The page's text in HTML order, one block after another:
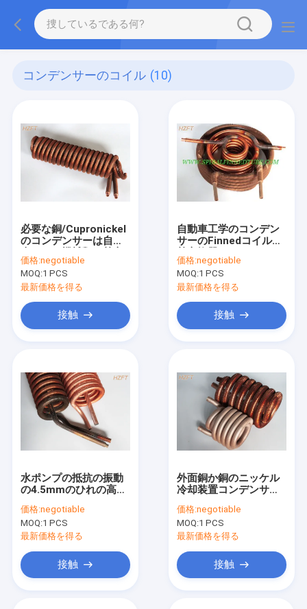
コンデンサーのコイル (10)
必要な銅/Cupronickel
のコンデンサーは自動
換器として巻く
価格:negotiable
MOQ:1 PCS
最新価格を得る
接触
自動車工学のコンデン
サーのFinnedコイルの
ム/銅
価格:negotiable
MOQ:1 PCS
最新価格を得る
接触
水ポンプの抵抗の振動
の4.5mmのひれの高さ
ル
価格:negotiable
MOQ:1 PCS
最新価格を得る
接触
外面銅か銅のニッケル
冷却装置コンデンサー
価格:negotiable
MOQ:1 PCS
最新価格を得る
接触